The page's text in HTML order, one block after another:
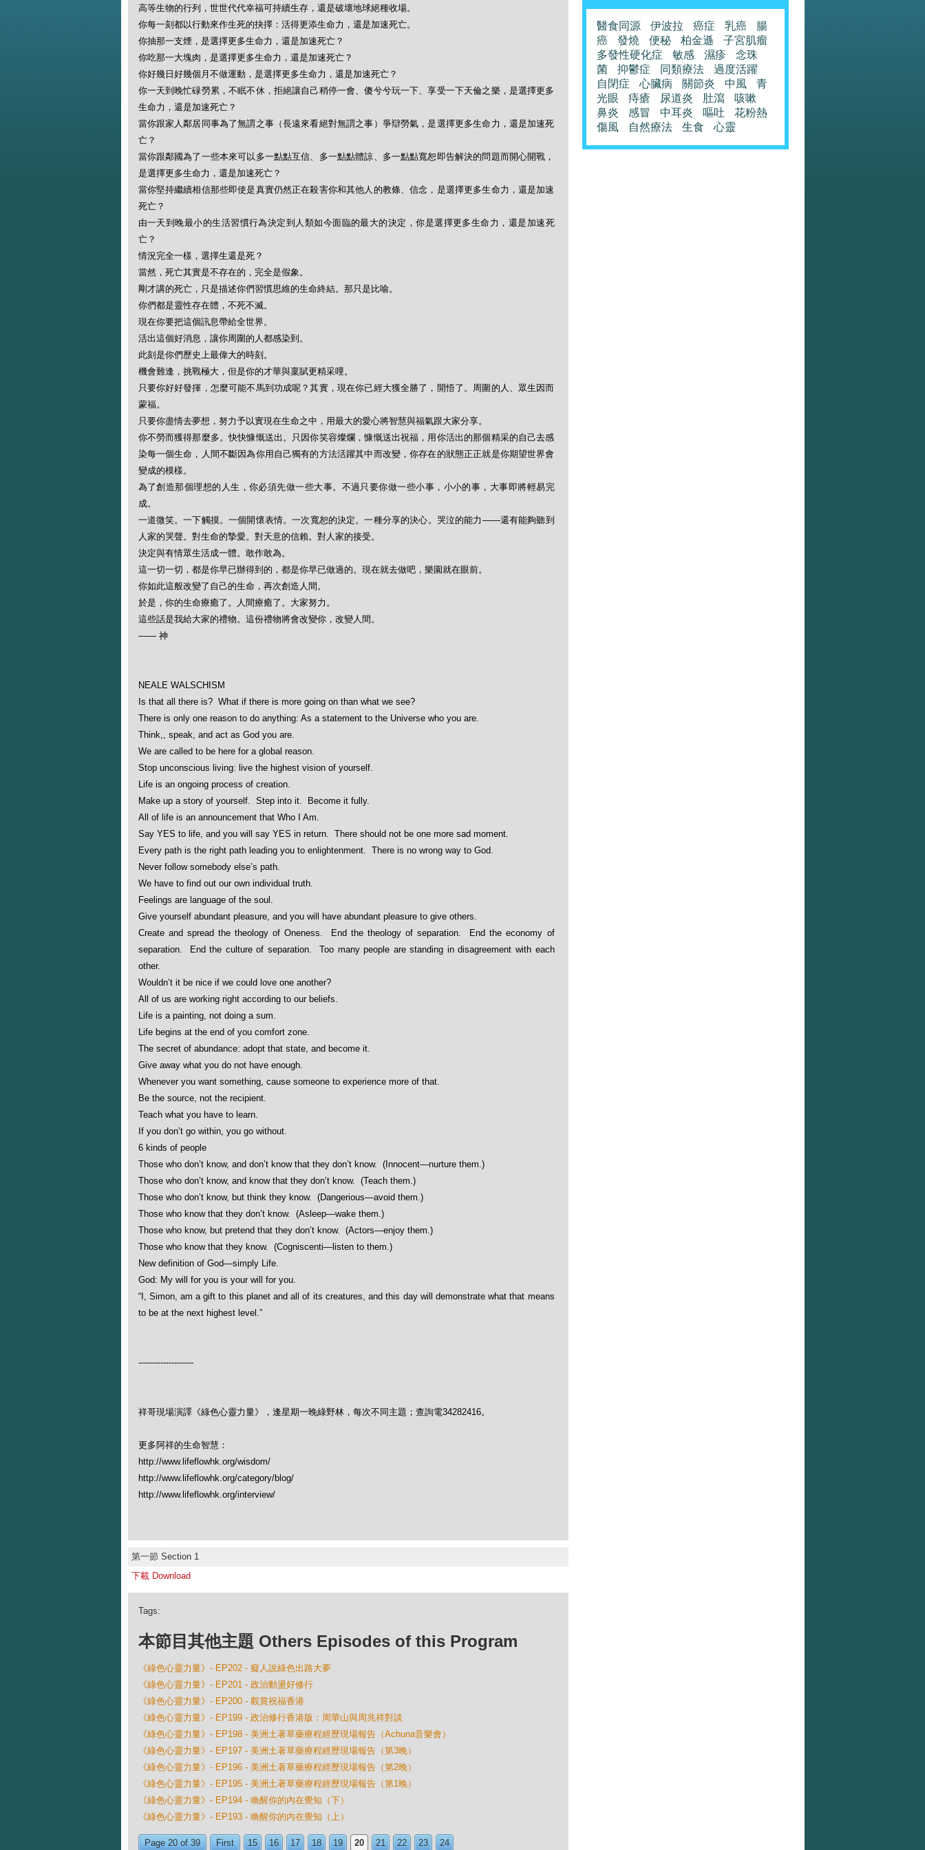
高等生物的行列，世世代代幸福可持續生存，還是破壞地球絕種收場。
你每一刻都以行動來作生死的抉擇：活得更添生命力，還是加速死亡。
你抽那一支煙，是選擇更多生命力，還是加速死亡？
你吃那一大塊肉，是選擇更多生命力，還是加速死亡？
你好幾日好幾個月不做運動，是選擇更多生命力，還是加速死亡？
你一天到晚忙碌勞累，不眠不休，拒絕讓自己稍停一會、傻兮兮玩一下、享受一下天倫之樂，是選擇更多
生命力，還是加速死亡？
當你跟家人鄰居同事為了無謂之事（長遠來看絕對無謂之事）爭辯勞氣，是選擇更多生命力，還是加速死
亡？
當你跟鄰國為了一些本來可以多一點點互信、多一點點體諒、多一點點寬恕即告解決的問題而開心開戰，
是選擇更多生命力，還是加速死亡？
當你堅持繼續相信那些即使是真實仍然正在殺害你和其他人的教條、信念，是選擇更多生命力，還是加速
死亡？
由一天到晚最小的生活習慣行為決定到人類如今面臨的最大的決定，你是選擇更多生命力，還是加速死
亡？
情況完全一樣，選擇生還是死？
當然，死亡其實是不存在的，完全是假象。
剛才講的死亡，只是描述你們習慣思維的生命終結。那只是比喻。
你們都是靈性存在體，不死不滅。
現在你要把這個訊息帶給全世界。
活出這個好消息，讓你周圍的人都感染到。
此刻是你們歷史上最偉大的時刻。
機會難逢，挑戰極大，但是你的才華與稟賦更精采哩。
只要你好好發揮，怎麼可能不馬到功成呢？其實，現在你已經大獲全勝了，開悟了。周圍的人、眾生因而
蒙福。
只要你盡情去夢想，努力予以實現在生命之中，用最大的愛心將智慧與福氣跟大家分享。
你不勞而獲得那麼多。快快慷慨送出。只因你笑容燦爛，慷慨送出祝福，用你活出的那個精采的自己去感
染每一個生命，人間不斷因為你用自己獨有的方法活躍其中而改變，你存在的狀態正正就是你期望世界會
變成的模樣。
為了創造那個理想的人生，你必須先做一些大事。不過只要你做一些小事，小小的事，大事即將輕易完
成。
一道微笑。一下觸摸。一個開懷表情。一次寬恕的決定。一種分享的決心。哭泣的能力——還有能夠聽到
人家的哭聲。對生命的摯愛。對天意的信賴。對人家的接受。
決定與有情眾生活成一體。敢作敢為。
這一切一切，都是你早已辦得到的，都是你早已做過的。現在就去做吧，樂園就在眼前。
你如此這般改變了自己的生命，再次創造人間。
於是，你的生命療癒了。人間療癒了。大家努力。
這些話是我給大家的禮物。這份禮物將會改變你，改變人間。
—— 神
NEALE WALSCHISM
Is that all there is? What if there is more going on than what we see?
There is only one reason to do anything: As a statement to the Universe who you are.
Think,, speak, and act as God you are.
We are called to be here for a global reason.
Stop unconscious living: live the highest vision of yourself.
Life is an ongoing process of creation.
Make up a story of yourself. Step into it. Become it fully.
All of life is an announcement that Who I Am.
Say YES to life, and you will say YES in return. There should not be one more sad moment.
Every path is the right path leading you to enlightenment. There is no wrong way to God.
Never follow somebody else’s path.
We have to find out our own individual truth.
Feelings are language of the soul.
Give yourself abundant pleasure, and you will have abundant pleasure to give others.
Create and spread the theology of Oneness. End the theology of separation. End the economy of
separation. End the culture of separation. Too many people are standing in disagreement with each
other.
Wouldn’t it be nice if we could love one another?
All of us are working right according to our beliefs.
Life is a painting, not doing a sum.
Life begins at the end of you comfort zone.
The secret of abundance: adopt that state, and become it.
Give away what you do not have enough.
Whenever you want something, cause someone to experience more of that.
Be the source, not the recipient.
Teach what you have to learn.
If you don’t go within, you go without.
6 kinds of people
Those who don’t know, and don’t know that they don’t know. (Innocent—nurture them.)
Those who don’t know, and know that they don’t know. (Teach them.)
Those who don’t know, but think they know. (Dangerious—avoid them.)
Those who know that they don’t know. (Asleep—wake them.)
Those who know, but pretend that they don’t know. (Actors—enjoy them.)
Those who know that they know. (Cogniscenti—listen to them.)
New definition of God—simply Life.
God: My will for you is your will for you.
“I, Simon, am a gift to this planet and all of its creatures, and this day will demonstrate what that means
to be at the next highest level.”
--------------------
祥哥現場演譯《綠色心靈力量》，逢星期一晚綠野林，每次不同主題；查詢電34282416。
更多阿祥的生命智慧：
http://www.lifeflowhk.org/wisdom/
http://www.lifeflowhk.org/category/blog/
http://www.lifeflowhk.org/interview/
第一節 Section 1
下載 Download
Tags:
本節目其他主題 Others Episodes of this Program
《綠色心靈力量》- EP202 - 癡人說綠色出路大夢
《綠色心靈力量》- EP201 - 政治動盪好修行
《綠色心靈力量》- EP200 - 觀賞祝福香港
《綠色心靈力量》- EP199 - 政治修行香港版：周華山與周兆祥對談
《綠色心靈力量》- EP198 - 美洲土著草藥療程經歷現場報告（Achuna音樂會）
《綠色心靈力量》- EP197 - 美洲土著草藥療程經歷現場報告（第3晚）
《綠色心靈力量》- EP196 - 美洲土著草藥療程經歷現場報告（第2晚）
《綠色心靈力量》- EP195 - 美洲土著草藥療程經歷現場報告（第1晚）
《綠色心靈力量》- EP194 - 喚醒你的內在覺知（下）
《綠色心靈力量》- EP193 - 喚醒你的內在覺知（上）
Page 20 of 39 First 15 16 17 18 19 20 21 22 23 24
醫食同源 伊波拉 癌症 乳癌
腸
癌
發燒 便秘 柏金遜
子宮肌瘤
多發性硬化症
敏感 濕疹
念珠
菌
抑鬱症 同類療法
過度活躍
自閉症
心臟病 關節炎 中風
青
光眼
痔瘡 尿道炎 肚瀉
咳嗽
鼻炎
感冒 中耳炎 嘔吐
花粉熱
傷風
自然療法 生食 心靈